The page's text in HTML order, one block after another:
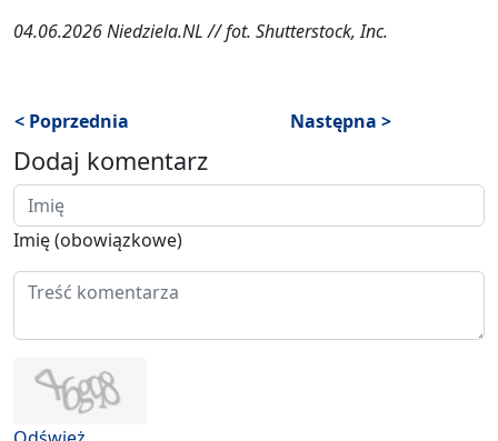
04.06.2026 Niedziela.NL // fot. Shutterstock, Inc.
< Poprzednia Następna >
Dodaj komentarz
Imię (obowiązkowe)